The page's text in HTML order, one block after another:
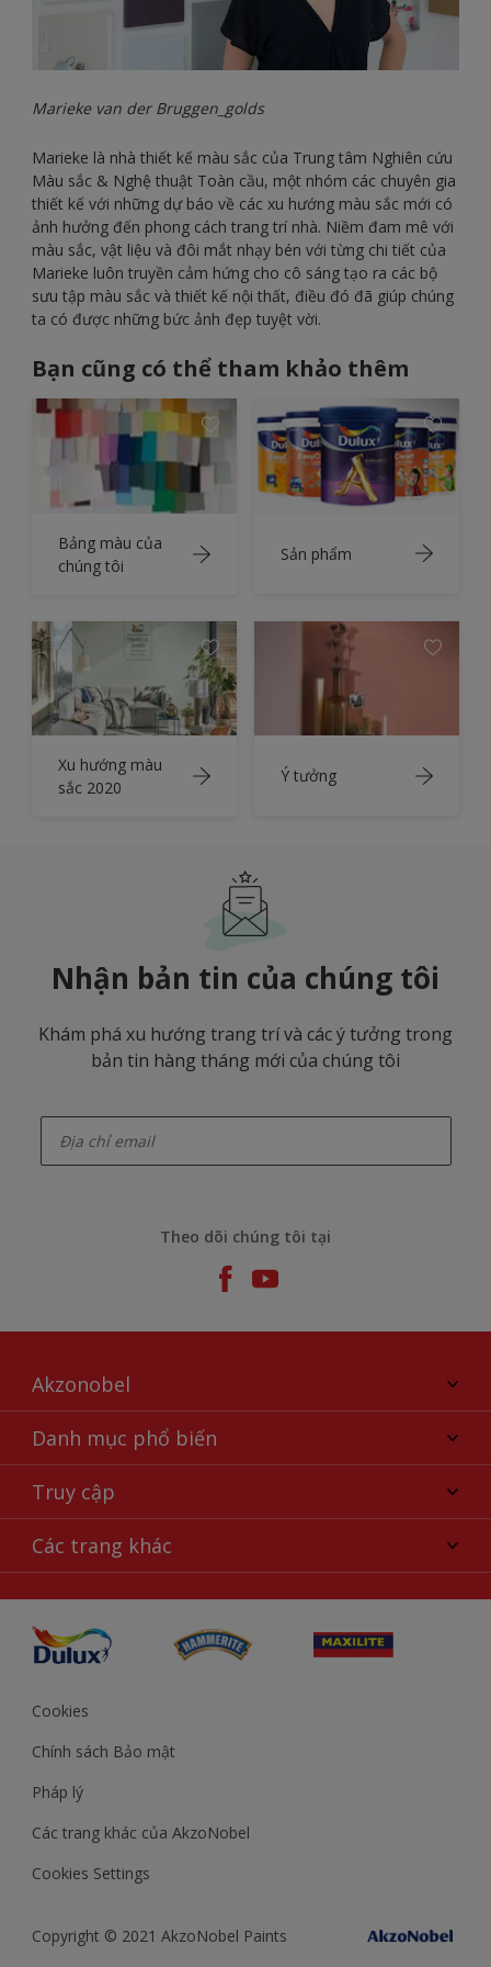
Marieke van der Bruggen_golds
Marieke là nhà thiết kế màu sắc của Trung tâm Nghiên cứu
Màu sắc & Nghệ thuật Toàn cầu, một nhóm các chuyên gia
thiết kế với những dự báo về các xu hướng màu sắc mới có
ảnh hưởng đến phong cách trang trí nhà. Niềm đam mê với
màu sắc, vật liệu và đôi mắt nhạy bén với từng chi tiết của
Marieke luôn truyền cảm hứng cho cô sáng tạo ra các bộ
sưu tập màu sắc và thiết kế nội thất, điều đó đã giúp chúng
ta có được những bức ảnh đẹp tuyệt vời.
Bạn cũng có thể tham khảo thêm
Bảng màu của
chúng tôi
Sản phẩm
Xu hướng màu
sắc 2020
Ý tưởng
Nhận bản tin của chúng tôi
Khám phá xu hướng trang trí và các ý tưởng trong
bản tin hàng tháng mới của chúng tôi
Theo dõi chúng tôi tại
Akzonobel
Giới thiệu về AkzoNobel
Liên hệ chúng tôi
Tìm một cửa hàng
Danh mục phổ biến
Tìm màu sắc
Chọn sản phẩm
Ý tưởng
Truy cập
Khả năng truy cập
Tính Chính Xác về Màu Sắc
Các trang khác
Cookies
Chính sách Bảo mật
Pháp lý
Các trang khác của AkzoNobel
Cookies Settings
Copyright © 2021 AkzoNobel Paints